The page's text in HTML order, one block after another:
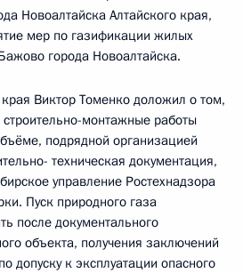
Новоалтайска Алтайского края,
мер по газификации жилых
города Новоалтайска.
края Виктор Томенко доложил о том,
монтажные работы
подрядной организацией
техническая документация,
управление Ростехнадзора
Пуск природного газа
после документального
объекта, получения заключений
допуску к эксплуатации опасного